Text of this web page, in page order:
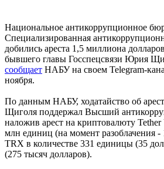
Национальное антикоррупционное
Специализированная
добились ареста 1,5 миллиона
бывшего главы Госспецсвязи Юрия
сообщает НАБУ на своем Telegram-
ноября.
По данным НАБУ, ходатайство об
Щиголя поддержал Высший
наложив арест на криптовалюту
млн единиц (на момент разоблачения -
TRX в количестве 331 единицы (35
(275 тысяч долларов).